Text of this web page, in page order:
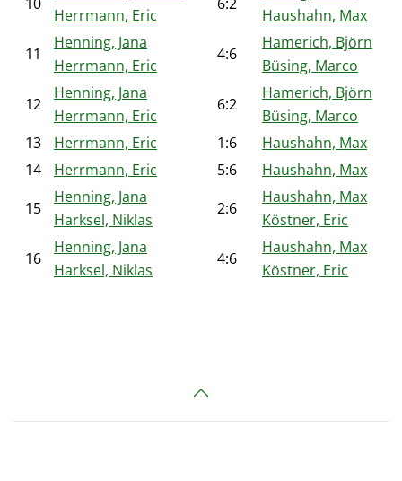
Herrmann, Eric
Haushahn, Max
11
Henning, Jana
Herrmann, Eric
4:6
Hamerich, Björn
Büsing, Marco
12
Henning, Jana
Herrmann, Eric
6:2
Hamerich, Björn
Büsing, Marco
13
Herrmann, Eric 1:6
Haushahn, Max
14
Herrmann, Eric 5:6
Haushahn, Max
15
Henning, Jana
Harksel, Niklas
2:6
Haushahn, Max
Köstner, Eric
16
Henning, Jana
Harksel, Niklas
4:6
Haushahn, Max
Köstner, Eric